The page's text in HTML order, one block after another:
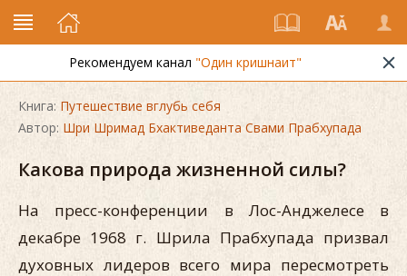
Рекомендуем канал "Один кришнаит"
Книга: Путешествие вглубь себя
Автор: Шри Шримад Бхактиведанта Свами Прабхупада
Какова природа жизненной силы?
На пресс-конференции в Лос-Анджелесе в
декабре 1968 г. Шрила Прабхупада призвал
духовных лидеров всего мира пересмотреть